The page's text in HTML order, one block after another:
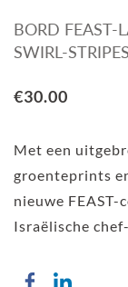
BORD FEAST-
SWIRL-
€30.00
Met een
groenteprints
nieuwe
Israëlische